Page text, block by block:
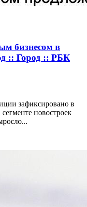
бизнесом в
:: Город :: РБК
зафиксировано в
новостроек